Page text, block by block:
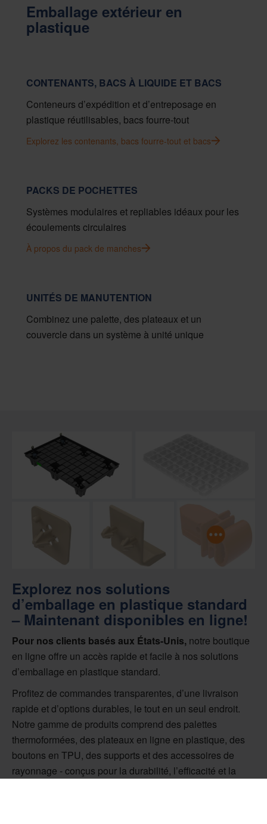
Emballage extérieur en
plastique
CONTENANTS, BACS À LIQUIDE ET BACS
Conteneurs d’expédition et d’entreposage en
plastique réutilisables, bacs fourre-tout
Explorez les contenants, bacs fourre-tout et bacs
PACKS DE POCHETTES
Systèmes modulaires et repliables idéaux pour les
écoulements circulaires
À propos du pack de manches
UNITÉS DE MANUTENTION
Combinez une palette, des plateaux et un
couvercle dans un système à unité unique
Explorez nos solutions
d’emballage en plastique standard
– Maintenant disponibles en ligne!
Pour nos clients basés aux États-Unis, notre boutique
en ligne offre un accès rapide et facile à nos solutions
d’emballage en plastique standard.
Profitez de commandes transparentes, d’une livraison
rapide et d’options durables, le tout en un seul endroit.
Notre gamme de produits comprend des palettes
thermoformées, des plateaux en ligne en plastique, des
boutons en TPU, des supports et des accessoires de
rayonnage - conçus pour la durabilité, l’efficacité et la